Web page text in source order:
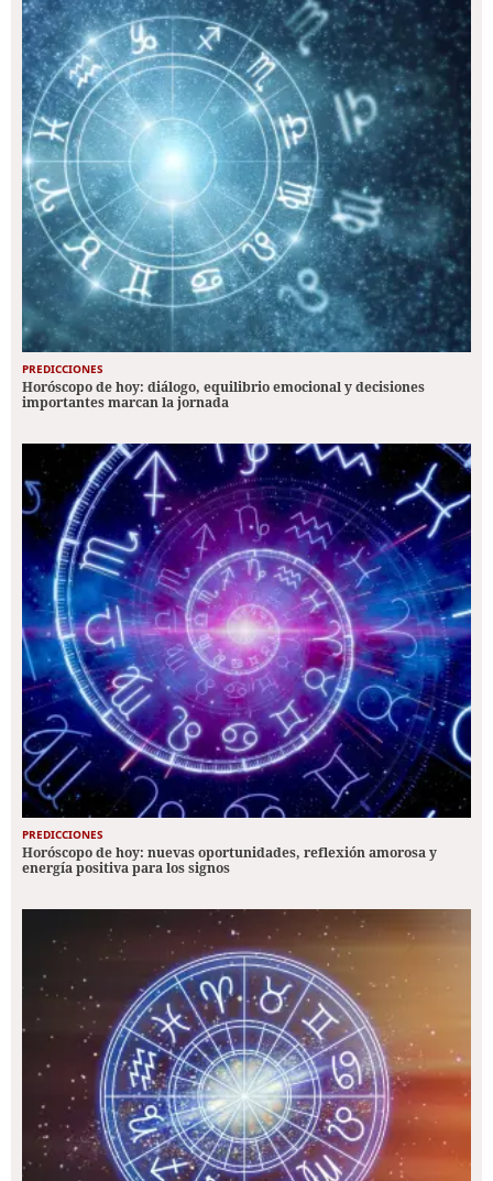
PREDICCIONES
Horóscopo de hoy: diálogo, equilibrio emocional y decisiones
importantes marcan la jornada
PREDICCIONES
Horóscopo de hoy: nuevas oportunidades, reflexión amorosa y
energía positiva para los signos